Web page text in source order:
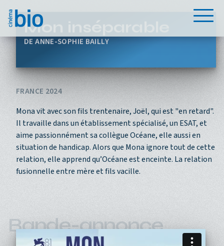
Mon inséparable
ANNE-SOPHIE BAILLY
FRANCE 2024
Mona vit avec son fils trentenaire, Joël, qui est "en retard".
Il travaille dans un établissement spécialisé, un ESAT, et
aime passionnément sa collègue Océane, elle aussi en
situation de handicap. Alors que Mona ignore tout de cette
relation, elle apprend qu’Océane est enceinte. La relation
fusionnelle entre mère et fils vacille.
Bande-annonce